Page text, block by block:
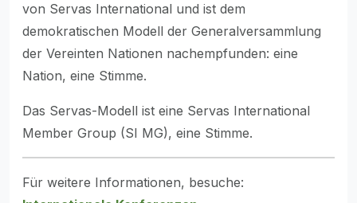
von Servas International und ist dem
demokratischen Modell der Generalversammlung
der Vereinten Nationen nachempfunden: eine
Nation, eine Stimme.
Das Servas-Modell ist eine Servas International
Member Group (SI MG), eine Stimme.
Für weitere Informationen, besuche: